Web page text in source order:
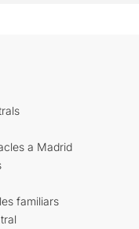
a Madrid
familiars